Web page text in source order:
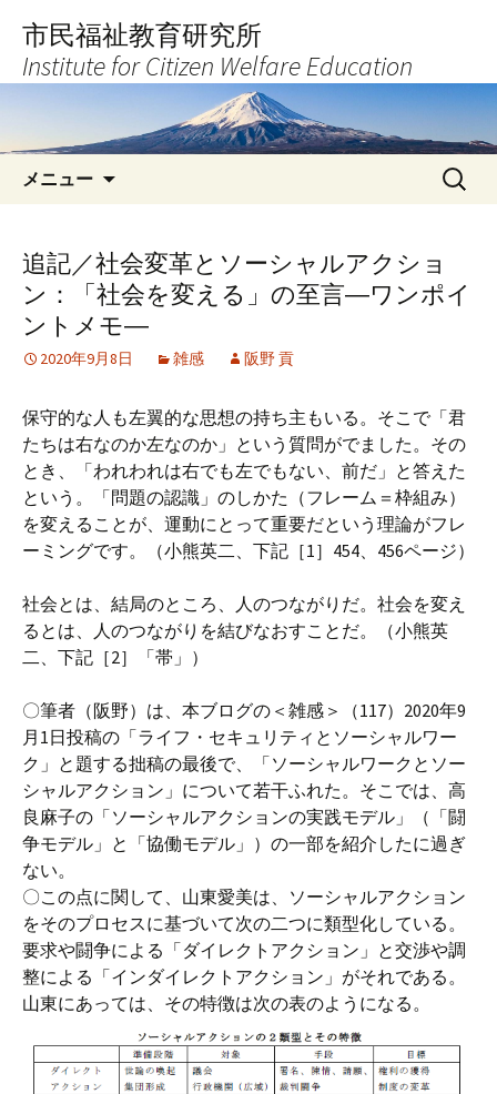
へ
キ
市民福祉教育研究所
Institute for Citizen Welfare Education
メニュー
検
索:
追記／社会変革とソーシャルアクショ
ン：「社会を変える」の至言―ワンポイ
ントメモ―
2020年9月8日 雑感 阪野 貢
保守的な人も左翼的な思想の持ち主もいる。そこで「君
たちは右なのか左なのか」という質問がでました。その
とき、「われわれは右でも左でもない、前だ」と答えた
という。「問題の認識」のしかた（フレーム＝枠組み）
を変えることが、運動にとって重要だという理論がフレ
ーミングです。（小熊英二、下記［1］454、456ページ）
社会とは、結局のところ、人のつながりだ。社会を変え
るとは、人のつながりを結びなおすことだ。（小熊英
二、下記［2］「帯」）
〇筆者（阪野）は、本ブログの＜雑感＞（117）2020年9
月1日投稿の「ライフ・セキュリティとソーシャルワー
ク」と題する拙稿の最後で、「ソーシャルワークとソー
シャルアクション」について若干ふれた。そこでは、高
良麻子の「ソーシャルアクションの実践モデル」（「闘
争モデル」と「協働モデル」）の一部を紹介したに過ぎ
ない。
〇この点に関して、山東愛美は、ソーシャルアクション
をそのプロセスに基づいて次の二つに類型化している。
要求や闘争による「ダイレクトアクション」と交渉や調
整による「インダイレクトアクション」がそれである。
山東にあっては、その特徴は次の表のようになる。